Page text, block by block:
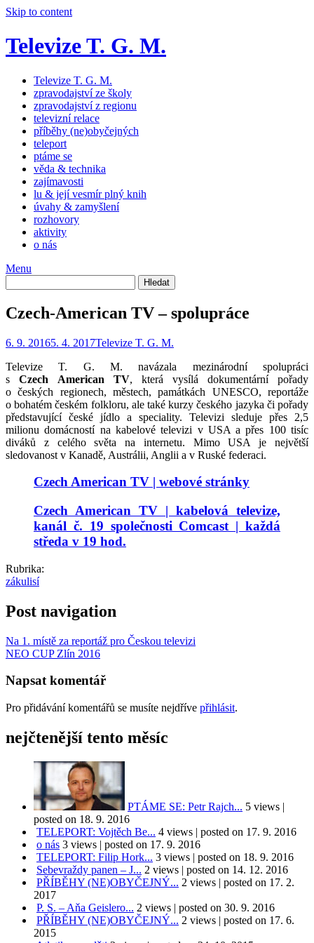
Skip to content
Televize T. G. M.
Televize T. G. M.
zpravodajství ze školy
zpravodajství z regionu
televizní relace
příběhy (ne)obyčejných
teleport
ptáme se
věda & technika
zajímavosti
lu & její vesmír plný knih
úvahy & zamyšlení
rozhovory
aktivity
o nás
Menu
Czech-American TV – spolupráce
6. 9. 20165. 4. 2017Televize T. G. M.
Televize T. G. M. navázala mezinárodní spolupráci
s Czech American TV, která vysílá dokumentární pořady
o českých regionech, městech, památkách UNESCO, reportáže
o bohatém českém folkloru, ale také kurzy českého jazyka či pořady
představující české jídlo a speciality. Televizi sleduje přes 2,5
milionu domácností na kabelové televizi v USA a přes 100 tisíc
diváků z celého světa na internetu. Mimo USA je největší
sledovanost v Kanadě, Austrálii, Anglii a v Ruské federaci.
Czech American TV | webové stránky
Czech American TV | kabelová televize,
kanál č. 19 společnosti Comcast | každá
středa v 19 hod.
Rubrika:
zákulisí
Post navigation
Na 1. místě za reportáž pro Českou televizi
NEO CUP Zlín 2016
Napsat komentář
Pro přidávání komentářů se musíte nejdříve přihlásit.
nejčtenější tento měsíc
PTÁME SE: Petr Rajch... 5 views |
posted on 18. 9. 2016
TELEPORT: Vojtěch Be... 4 views | posted on 17. 9. 2016
o nás 3 views | posted on 17. 9. 2016
TELEPORT: Filip Hork... 3 views | posted on 18. 9. 2016
Sebevraždy panen – J... 2 views | posted on 14. 12. 2016
PŘÍBĚHY (NE)OBYČEJNÝ... 2 views | posted on 17. 2.
2017
P. S. – Aňa Geislero... 2 views | posted on 30. 9. 2016
PŘÍBĚHY (NE)OBYČEJNÝ... 2 views | posted on 17. 6.
2015